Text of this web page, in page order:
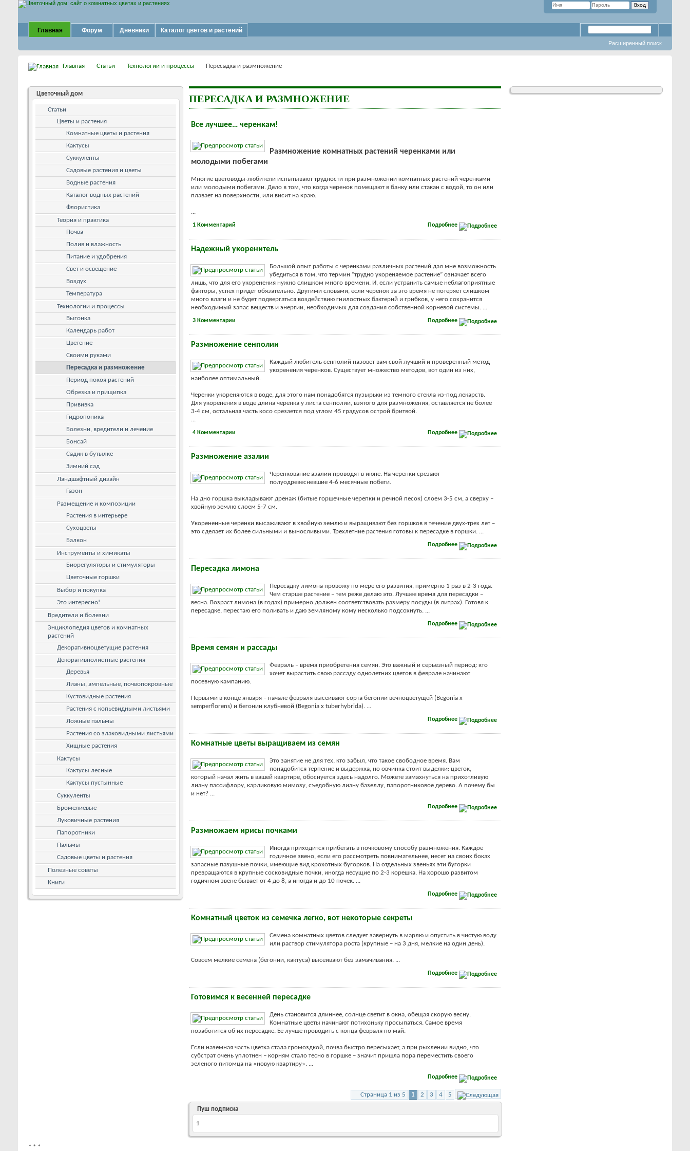
Главная Форум Дневники Каталог цветов и растений
Расширенный поиск
Главная Статьи Технологии и процессы Пересадка и размножение
ПЕРЕСАДКА И РАЗМНОЖЕНИЕ
Все лучшее… черенкам!
Размножение комнатных растений черенками или
молодыми побегами
Многие цветоводы-любители испытывают трудности при размножении комнатных растений черенками
или молодыми побегами. Дело в том, что когда черенок помещают в банку или стакан с водой, то он или
плавает на поверхности, или висит на краю.
Подробнее
1 Комментарий
Надежный укоренитель
Большой опыт работы с черенками различных растений дал мне возможность
убедиться в том, что термин “трудно укореняемое растение” означает всего
лишь, что для его укоренения нужно слишком много времени. И, если устранить самые неблагоприятные
факторы, успех придет обязательно. Другими словами, если черенок за это время не потеряет слишком
много влаги и не будет подвергаться воздействию гнилостных бактерий и грибков, у него сохранится
необходимый запас веществ и энергии, необходимых для создания собственной корневой системы. ...
Подробнее
3 Комментарии
Размножение сенполии
Каждый любитель сенполий назовет вам свой лучший и проверенный метод
укоренения черенков. Существует множество методов, вот один из них,
наиболее оптимальный.
Черенки укореняются в воде, для этого нам понадобятся пузырьки из темного стекла из-под лекарств.
Для укоренения в воде длина черенка у листа сенполии, взятого для размножения, оставляется не более
3-4 см, остальная часть косо срезается под углом 45 градусов острой бритвой.
Подробнее
4 Комментарии
Размножение азалии
Черенкование азалии проводят в июне. На черенки срезают
полуодревесневшие 4-6 месячные побеги.
На дно горшка выкладывают дренаж (битые горшечные черепки и речной песок) слоем 3-5 см, а сверху –
хвойную землю слоем 5-7 см.
Укорененные черенки высаживают в хвойную землю и выращивают без горшков в течение двух-трех лет –
это сделает их более сильными и выносливыми. Трехлетние растения готовы к пересадке в горшки. ...
Подробнее
Пересадка лимона
Пересадку лимона провожу по мере его развития, примерно 1 раз в 2-3 года.
Чем старше растение – тем реже делаю это. Лучшее время для пересадки –
весна. Возраст лимона (в годах) примерно должен соответствовать размеру посуды (в литрах). Готовя к
пересадке, перестаю его поливать и даю земляному кому несколько подсохнуть. ...
Подробнее
Время семян и рассады
Февраль – время приобретения семян. Это важный и серьезный период: кто
хочет вырастить свою рассаду однолетних цветов в феврале начинают
посевную кампанию.
Первыми в конце января – начале февраля высеивают сорта бегонии вечноцветущей (Begonia x
semperflorens) и бегонии клубневой (Begonia x tuberhybrida). ...
Подробнее
Комнатные цветы выращиваем из семян
Это занятие не для тех, кто забыл, что такое свободное время. Вам
понадобится терпение и выдержка, но овчинка стоит выделки: цветок,
который начал жить в вашей квартире, обоснуется здесь надолго. Можете замахнуться на прихотливую
лиану пассифлору, карликовую мимозу, съедобную лиану базеллу, папоротниковое дерево. А почему бы
и нет? ...
Подробнее
Размножаем ирисы почками
Иногда приходится прибегать в почковому способу размножения. Каждое
годичное звено, если его рассмотреть повнимательнее, несет на своих боках
запасные пазушные почки, имеющие вид крохотных бугорков. На отдельных звеньях эти бугорки
превращаются в крупные сосковидные почки, иногда несущие по 2-3 корешка. На хорошо развитом
годичном звене бывает от 4 до 8, а иногда и до 10 почек. ...
Подробнее
Комнатный цветок из семечка легко, вот некоторые секреты
Семена комнатных цветов следует завернуть в марлю и опустить в чистую воду
или раствор стимулятора роста (крупные – на 3 дня, мелкие на один день).
Совсем мелкие семена (бегонии, кактуса) высеивают без замачивания. ...
Подробнее
Готовимся к весенней пересадке
День становится длиннее, солнце светит в окна, обещая скорую весну.
Комнатные цветы начинают потихоньку просыпаться. Самое время
позаботится об их пересадке. Ее лучше проводить с конца февраля по май.
Если наземная часть цветка стала громоздкой, почва быстро пересыхает, а при рыхлении видно, что
субстрат очень уплотнен – корням стало тесно в горшке – значит пришла пора переместить своего
зеленого питомца на «новую квартиру». ...
Подробнее
Страница 1 из 5 1 2 3 4 5
Пуш подписка
1
Цветочный дом
Статьи
Цветы и растения
Комнатные цветы и растения
Кактусы
Суккуленты
Садовые растения и цветы
Водные растения
Каталог водных растений
Флористика
Теория и практика
Почва
Полив и влажность
Питание и удобрения
Свет и освещение
Воздух
Температура
Технологии и процессы
Выгонка
Календарь работ
Цветение
Своими руками
Пересадка и размножение
Период покоя растений
Обрезка и прищипка
Прививка
Гидропоника
Болезни, вредители и лечение
Бонсай
Садик в бутылке
Зимний сад
Ландшафтный дизайн
Газон
Размещение и композиции
Растения в интерьере
Сухоцветы
Балкон
Инструменты и химикаты
Биорегуляторы и стимуляторы
Цветочные горшки
Выбор и покупка
Это интересно!
Вредители и болезни
Энциклопедия цветов и комнатных
растений
Декоративноцветущие растения
Декоративнолистные растения
Деревья
Лианы, ампельные, почвопокровные
Кустовидные растения
Растения с копьевидными листьями
Ложные пальмы
Растения со злаковидными листьями
Хищные растения
Кактусы
Кактусы лесные
Кактусы пустынные
Суккуленты
Бромелиевые
Луковичные растения
Папоротники
Пальмы
Садовые цветы и растения
Полезные советы
Книги
* * *